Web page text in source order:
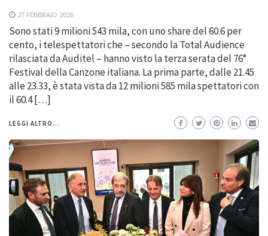
27 FEBBRAIO 2026
Sono stati 9 milioni 543 mila, con uno share del 60.6 per
cento, i telespettatori che – secondo la Total Audience
rilasciata da Auditel – hanno visto la terza serata del 76°
Festival della Canzone italiana. La prima parte, dalle 21.45
alle 23.33, è stata vista da 12 milioni 585 mila spettatori con
il 60.4 […]
LEGGI ALTRO...